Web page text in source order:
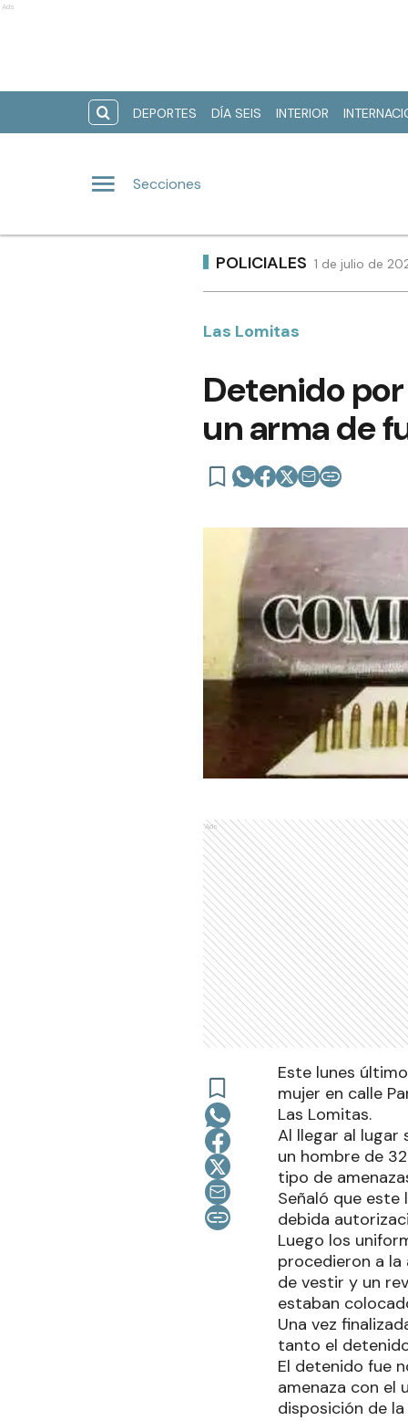
Ads
DEPORTES DÍA SEIS INTERIOR
Secciones
POLICIALES 1 de julio de
Las Lomitas
Detenido
un arma de
Ads
Este lunes
mujer en calle
Las Lomitas.
Al llegar al lugar
un hombre de
tipo de
Señaló que este
debida
Luego los
procedieron a la
de vestir y un
estaban
Una vez
tanto el
El detenido fue
amenaza con el
disposición de